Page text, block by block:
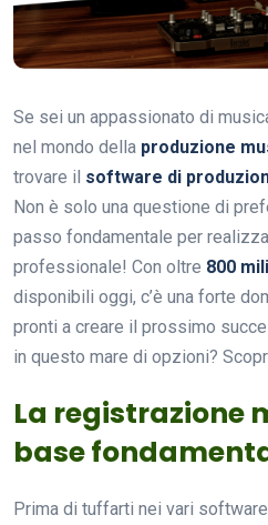
Se sei un appassionato di
nel mondo della produzione
trovare il software di
Non è solo una questione di
passo fondamentale per
professionale! Con oltre 800
disponibili oggi, c’è una forte
pronti a creare il prossimo
in questo mare di opzioni?
La registrazione
base
Prima di tuffarti nei vari